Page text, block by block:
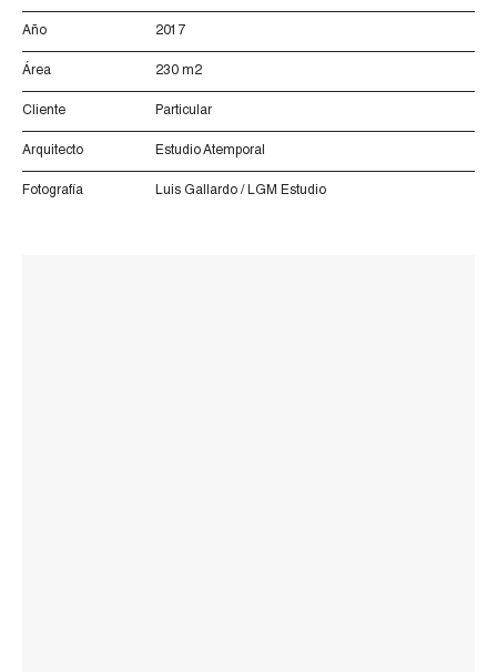
Año 2017
Área 230 m2
Cliente Particular
Arquitecto Estudio Atemporal
Fotografía Luis Gallardo / LGM Estudio